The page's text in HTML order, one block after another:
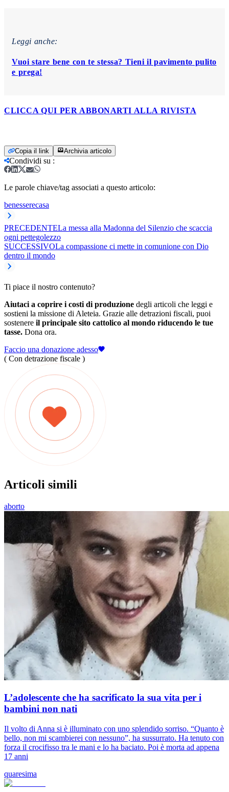
Leggi anche:
Vuoi stare bene con te stessa? Tieni il pavimento pulito
e prega!
CLICCA QUI PER ABBONARTI ALLA RIVISTA
Copia il link Archivia articolo
Condividi su :
Le parole chiave/tag associati a questo articolo:
benesserecasa
PRECEDENTELa messa alla Madonna del Silenzio che scaccia
ogni pettegolezzo
SUCCESSIVOLa compassione ci mette in comunione con Dio
dentro il mondo
Ti piace il nostro contenuto?
Aiutaci a coprire i costi di produzione degli articoli che leggi e
sostieni la missione di Aleteia. Grazie alle detrazioni fiscali, puoi
sostenere il principale sito cattolico al mondo riducendo le tue
tasse. Dona ora.
Faccio una donazione adesso
( Con detrazione fiscale )
Articoli simili
aborto
L’adolescente che ha sacrificato la sua vita per i
bambini non nati
Il volto di Anna si è illuminato con uno splendido sorriso. “Quanto è
bello, non mi scambierei con nessuno”, ha sussurrato. Ha tenuto con
forza il crocifisso tra le mani e lo ha baciato. Poi è morta ad appena
17 anni
quaresima